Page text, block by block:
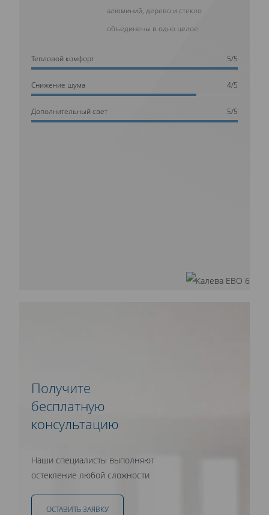
алюминий, дерево и стекло
объединены в одно целое
Тепловой комфорт 5/5
Cнижение шума 4/5
Дополнительный свет 5/5
Получите
бесплатную
консультацию
Наши специалисты выполняют
остекление любой сложности
ОСТАВИТЬ ЗАЯВКУ